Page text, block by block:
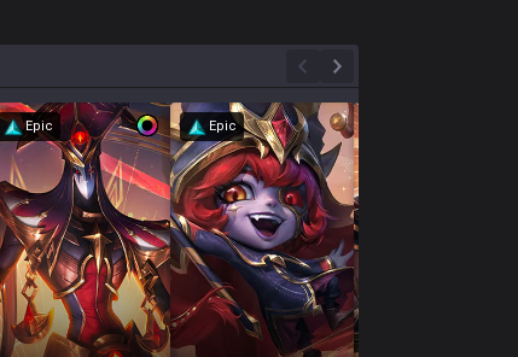
Epic Epic